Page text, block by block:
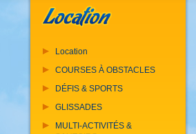
Location
COURSES À OBSTACLES
DÉFIS & SPORTS
GLISSADES
MULTI-ACTIVITÉS &